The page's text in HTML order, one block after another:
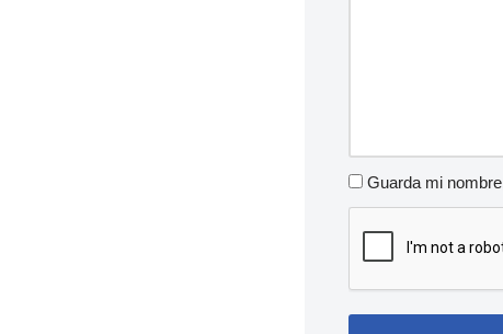
Guarda mi